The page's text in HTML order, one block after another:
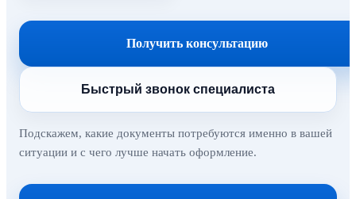
Получить консультацию
Быстрый звонок специалиста
Подскажем, какие документы потребуются именно в вашей
ситуации и с чего лучше начать оформление.